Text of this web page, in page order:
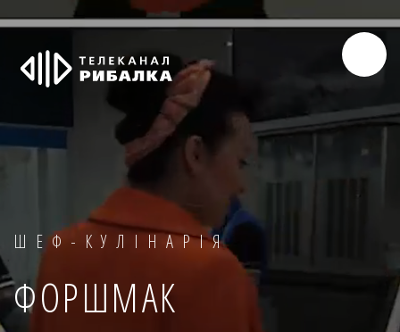
ШЕФ-КУЛІНАРІЯ
ФОРШМАК